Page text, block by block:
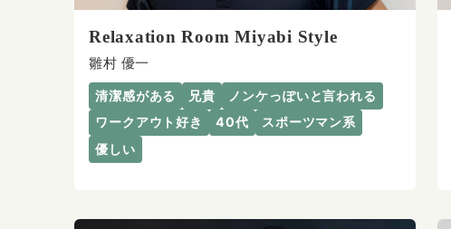
Relaxation Room Miyabi Style
雛村 優一
清潔感がある 兄貴
ノンケっぽいと言われる
ワークアウト好き
40代
スポーツマン系
優しい